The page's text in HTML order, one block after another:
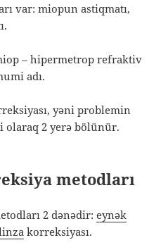
var: miopun astiqmatı,
– hipermetrop refraktiv
adı.
yəni problemin
olaraq 2 yerə bölünür.
metodları
2 dənədir:eynək
korreksiyası.